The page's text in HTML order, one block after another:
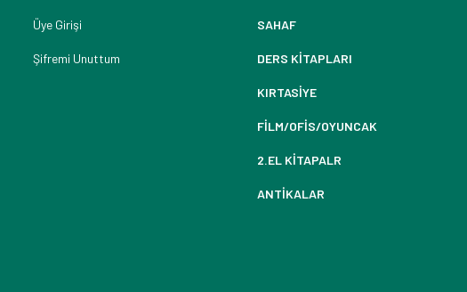
Üye Girişi
Şifremi Unuttum
SAHAF
DERS KİTAPLARI
KIRTASİYE
FİLM/OFİS/OYUNCAK
2.EL KİTAPALR
ANTİKALAR